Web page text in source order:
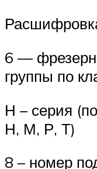
6 —
группы по
Н – серия
Н, М, Р, Т)
8 – номер